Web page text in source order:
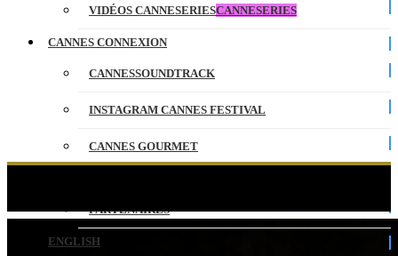
VIDÉOS CANNESERIESCANNESERIES
CANNES CONNEXION
CANNESSOUNDTRACK
INSTAGRAM CANNES FESTIVAL
CANNES GOURMET
PARTENAIRES
ENGLISH